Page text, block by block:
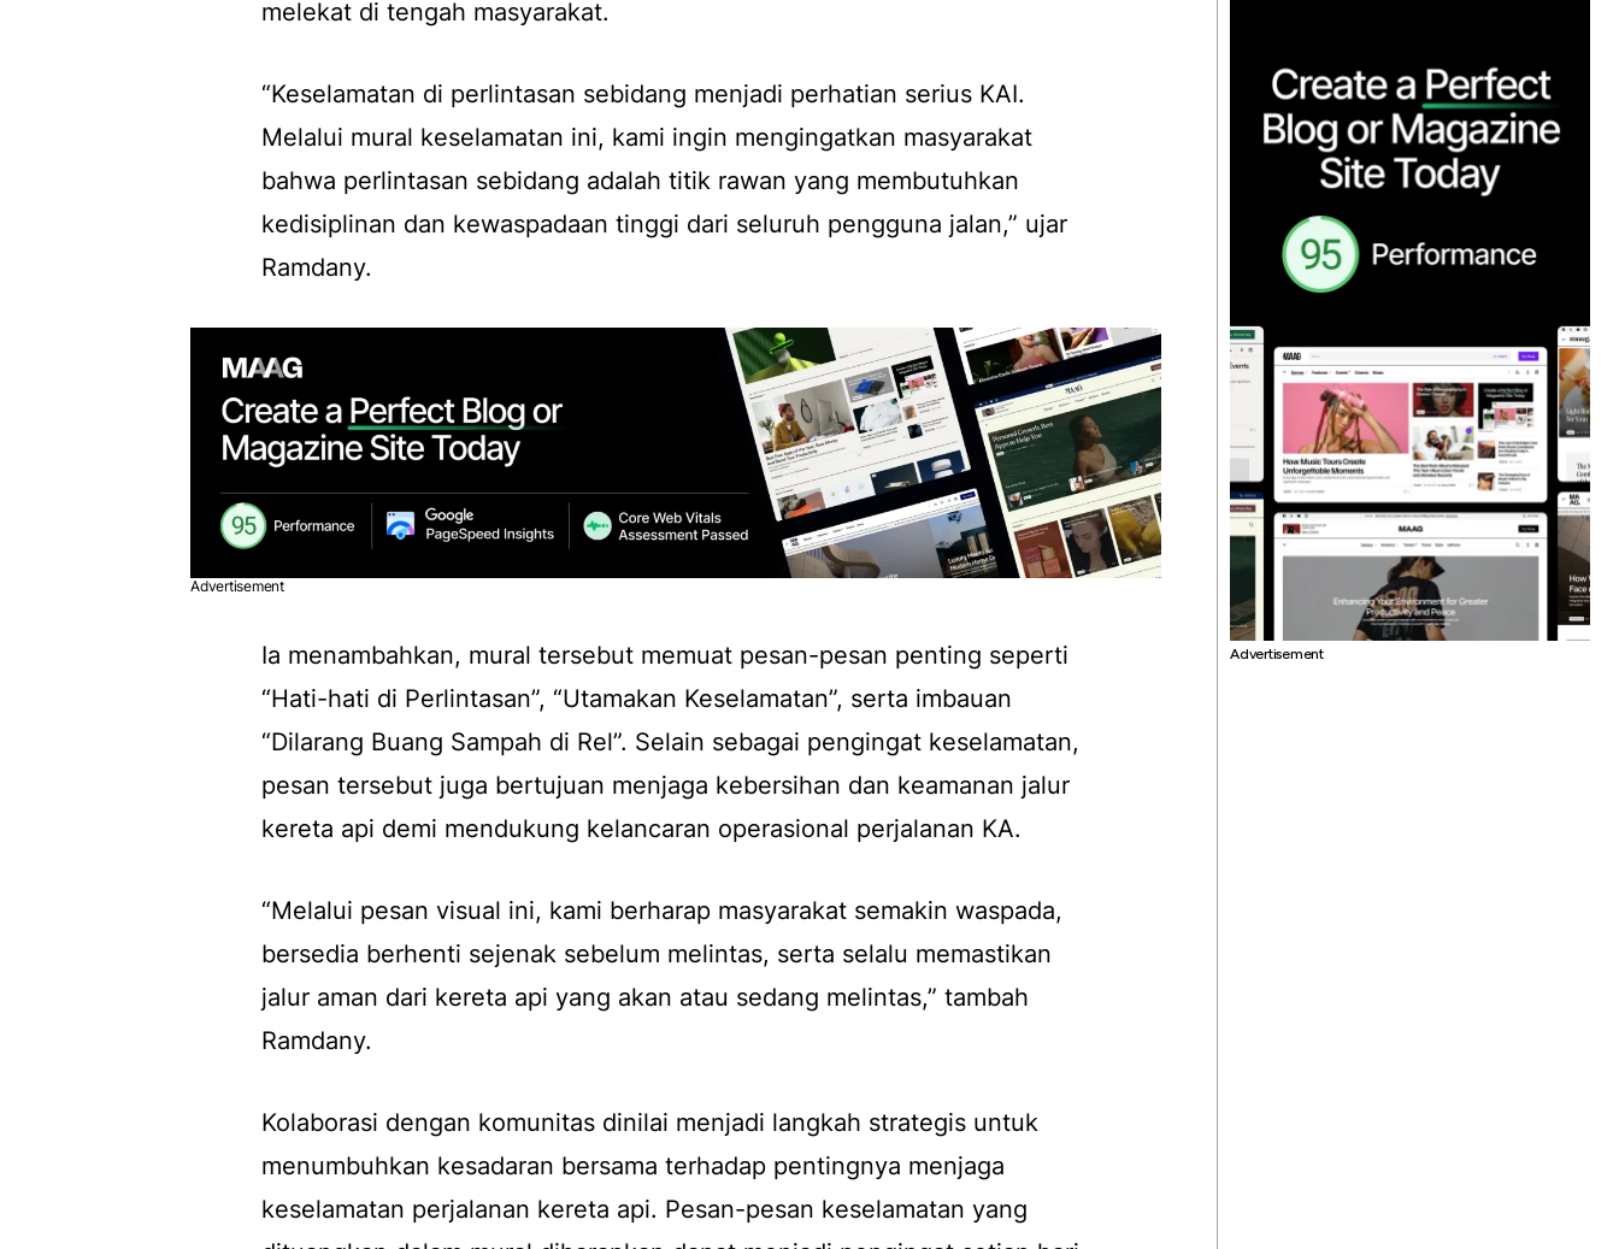
melekat di tengah masyarakat.
“Keselamatan di perlintasan sebidang menjadi perhatian serius KAI.
Melalui mural keselamatan ini, kami ingin mengingatkan masyarakat
bahwa perlintasan sebidang adalah titik rawan yang membutuhkan
kedisiplinan dan kewaspadaan tinggi dari seluruh pengguna jalan,” ujar
Ramdany.
Advertisement
Ia menambahkan, mural tersebut memuat pesan-pesan penting seperti
“Hati-hati di Perlintasan”, “Utamakan Keselamatan”, serta imbauan
“Dilarang Buang Sampah di Rel”. Selain sebagai pengingat keselamatan,
pesan tersebut juga bertujuan menjaga kebersihan dan keamanan jalur
kereta api demi mendukung kelancaran operasional perjalanan KA.
“Melalui pesan visual ini, kami berharap masyarakat semakin waspada,
bersedia berhenti sejenak sebelum melintas, serta selalu memastikan
jalur aman dari kereta api yang akan atau sedang melintas,” tambah
Ramdany.
Kolaborasi dengan komunitas dinilai menjadi langkah strategis untuk
menumbuhkan kesadaran bersama terhadap pentingnya menjaga
keselamatan perjalanan kereta api. Pesan-pesan keselamatan yang
Advertisement